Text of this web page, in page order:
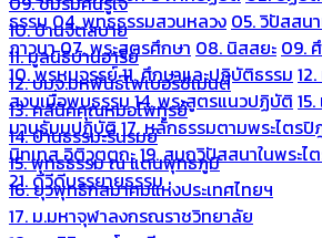
ธรรม04. พุทธธรรมสวนหลวง 05. วิปัสสน
ภาวนา07. พระสูตรศึกษา 08. นิสสยะ 09.
10. พรหมจรรย์11. ศึกษาและปฏิบัติธรรม
สงบเมื่อพบธรรม14. พระสูตรแนวปฏิบัติ
มานุธัมมปฏิบัติ17. หลักธรรมตามพระไตรปิ
นิทเทส อิติวุตตกะ19. สมถวิปัสสนาในพระไ
21. ดีวีดีบรรยายธรรม
10. บ้านจิตสบาย
11. มูลนิธิบ้านอารีย์
12. บมจ.มหพันธ์ไฟเบอร์ซีเมนต์
13. คลีนิคคุณหมอไพทูรย์
14. บ้านธรรมะรื่นรมย์
15. พุทธธรรม ณ แดนพุทธภูมิ
16. ยุวพุทธิกสมาคมแห่งประเทศไทยฯ
17. ม.มหาจุฬาลงกรณราชวิทยาลัย